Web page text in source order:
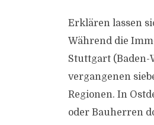
Erklären lassen
Während die
Stuttgart
vergangenen
Regionen. In
oder Bauherren